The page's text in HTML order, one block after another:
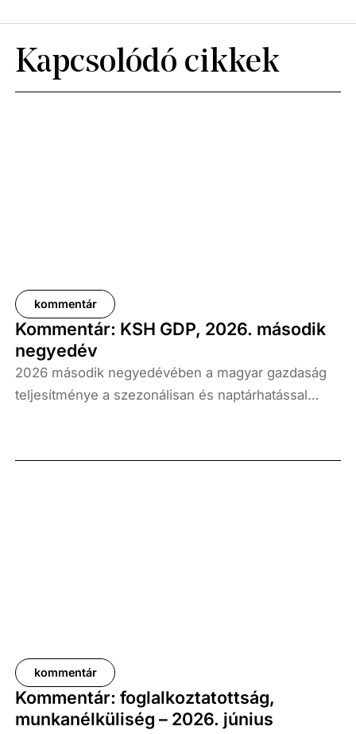
Kapcsolódó cikkek
kommentár
Kommentár: KSH GDP, 2026. második
negyedév
2026 második negyedévében a magyar gazdaság
teljesítménye a szezonálisan és naptárhatással
százalékkal, míg az előző negyedévhez képest 0,4
kommentár
Kommentár: foglalkoztatottság,
munkanélküliség – 2026. június